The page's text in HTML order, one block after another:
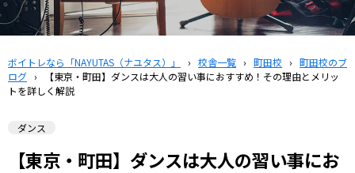
ボイトレなら「NAYUTAS（ナユタス）」 › 校舎一覧 › 町田校 › 町田校のブ
ログ ›
【東京・町田】ダンスは大人の習い事におすすめ！その理由とメリッ
トを詳しく解説
ダンス
【東京・町田】ダンスは大人の習い事にお